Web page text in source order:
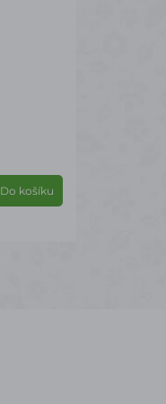
Do košíku